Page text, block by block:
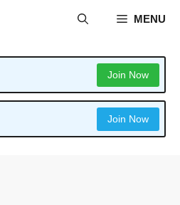
MENU
Join Now
Join Now